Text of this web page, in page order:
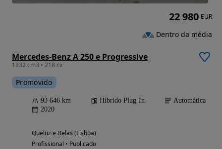
Mercedes-Benz A 250 e Progressive
1332 cm3 • 218 cv
Promovido
93 646 km Híbrido Plug-In
Automática
2020
Queluz e Belas (Lisboa)
Profissional • Publicado
22 980 EUR
Dentro da média